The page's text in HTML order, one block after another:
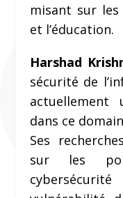
misant sur
et l’éducation.
Harshad
sécurité de
actuellement
dans ce
Ses
sur les